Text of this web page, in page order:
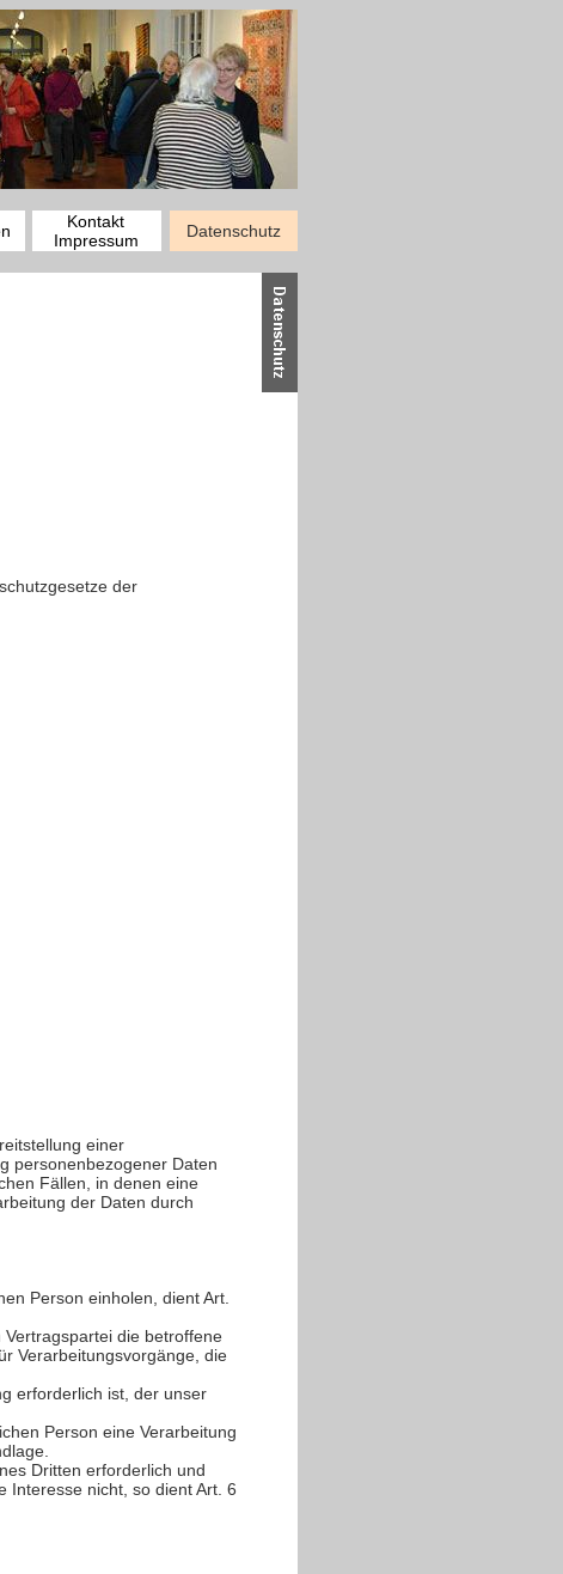
Kontakt
Impressum
Datenschutz
der
einer
personenbezogener Daten
Fällen, in denen eine
der Daten durch
Person einholen, dient Art.
die betroffene
Verarbeitungsvorgänge, die
erforderlich ist, der unser
Person eine Verarbeitung
Dritten erforderlich und
Interesse nicht, so dient Art. 6